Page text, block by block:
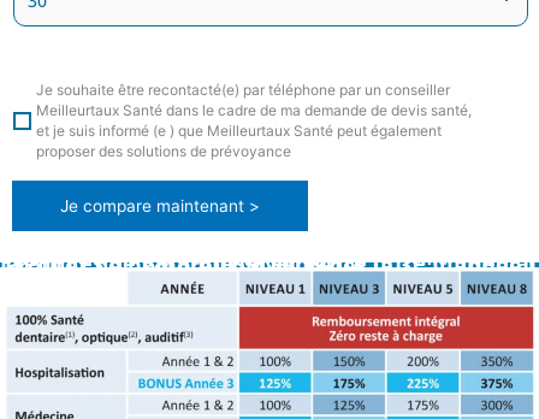
Exemples de garanties avec notre offre Immédiat 100% Santé
Profitez de nombreux BONUS dès la 3èmeannée !
Je souhaite être recontacté(e) par téléphone par un conseiller
Meilleurtaux Santé dans le cadre de ma demande de devis santé,
et je suis informé (e ) que Meilleurtaux Santé peut également
proposer des solutions de prévoyance
Je compare maintenant >